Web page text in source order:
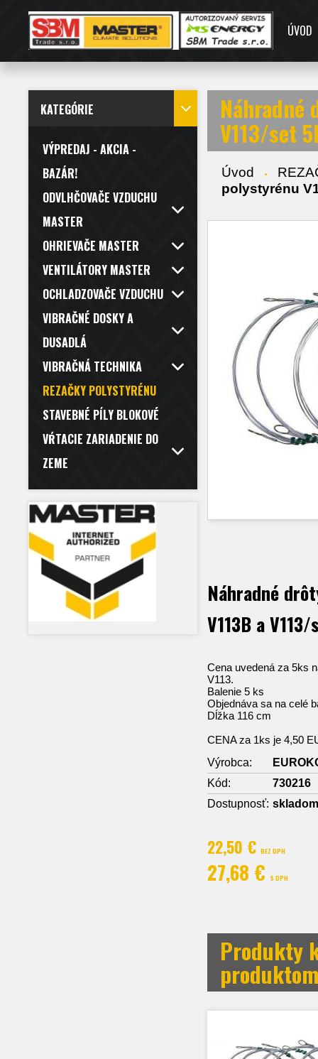
ÚVOD
KATEGÓRIE
VÝPREDAJ - AKCIA -
BAZÁR!
ODVLHČOVAČE VZDUCHU
MASTER
OHRIEVAČE MASTER
VENTILÁTORY MASTER
OCHLADZOVAČE VZDUCHU
VIBRAČNÉ DOSKY A
DUSADLÁ
VIBRAČNÁ TECHNIKA
REZAČKY POLYSTYRÉNU
STAVEBNÉ PÍLY BLOKOVÉ
VŔTACIE ZARIADENIE DO
ZEME
Náhradné
V113/set
Úvod
polystyrénu
Náhradné
V113B a
Cena uvedená za 5ks
V113.
Balenie 5 ks
Objednáva sa na celé
Dĺžka 116 cm
CENA za 1ks je 4,50
Výrobca:
Kód:
730216
Dostupnosť: skladom
22,50 € BEZ DPH
27,68 € S DPH
Produkty
produktom